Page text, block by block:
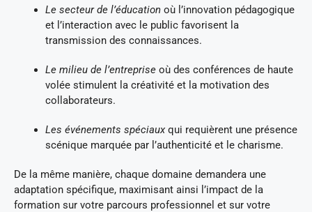
Le secteur de l’éducation où l’innovation pédagogique
et l’interaction avec le public favorisent la
transmission des connaissances.
Le milieu de l’entreprise où des conférences de haute
volée stimulent la créativité et la motivation des
collaborateurs.
Les événements spéciauxqui requièrent une présence
scénique marquée par l’authenticité et le charisme.
De la même manière, chaque domaine demandera une
adaptation spécifique, maximisant ainsi l’impact de la
formation sur votre parcours professionnel et sur votre